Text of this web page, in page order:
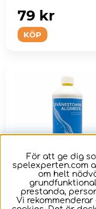
upplösan...
KÖP
79 kr
H2O Algmedel
För att ge dig
spelexperten.com
om helt
prestanda,
Vi